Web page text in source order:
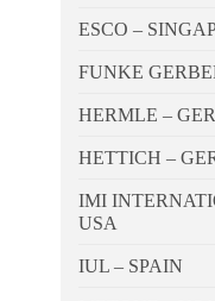
ESCO –
FUNKE
HERMLE –
HETTICH –
IMI
USA
IUL – SPAIN